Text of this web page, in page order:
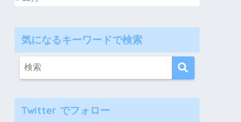
気になるキーワードで検索
Twitter でフォロー